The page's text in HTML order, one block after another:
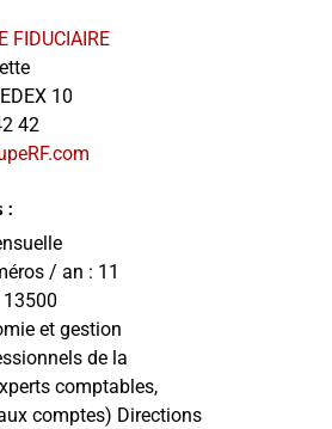
FIDUCIAIRE
10
42
:
/ an : 11
13500
et gestion
de la
comptables,
comptes) Directions